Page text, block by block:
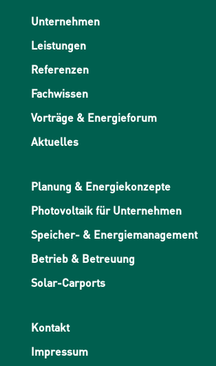
Unternehmen
Leistungen
Referenzen
Fachwissen
Vorträge & Energieforum
Aktuelles
Planung & Energiekonzepte
Photovoltaik für Unternehmen
Speicher- & Energiemanagement
Betrieb & Betreuung
Solar-Carports
Kontakt
Impressum